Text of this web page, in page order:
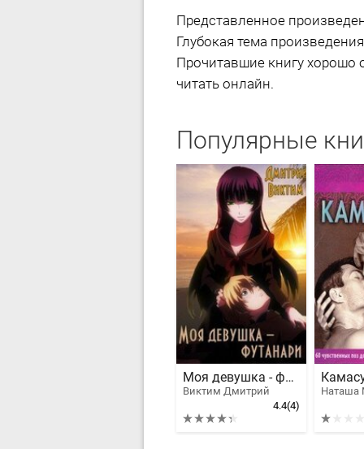
Представленное
Глубокая тема
Прочитавшие книгу хорошо
читать онлайн.
Популярные
Моя девушка - футанари
Виктим Дмитрий
4.4(4)
Наташа